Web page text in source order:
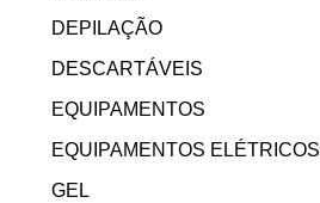
DEPILAÇÃO
DESCARTÁVEIS
EQUIPAMENTOS
EQUIPAMENTOS ELÉTRICOS
GEL